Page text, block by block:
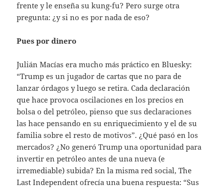
frente y le enseña su kung-fu? Pero surge otra
pregunta: ¿y si no es por nada de eso?
Pues por dinero
Julián Macías era mucho más práctico en Bluesky:
“Trump es un jugador de cartas que no para de
lanzar órdagos y luego se retira. Cada declaración
que hace provoca oscilaciones en los precios en
bolsa o del petróleo, pienso que sus declaraciones
las hace pensando en su enriquecimiento y el de su
familia sobre el resto de motivos”. ¿Qué pasó en los
mercados? ¿No generó Trump una oportunidad para
invertir en petróleo antes de una nueva (e
irremediable) subida? En la misma red social, The
Last Independent ofrecía una buena respuesta: “Sus